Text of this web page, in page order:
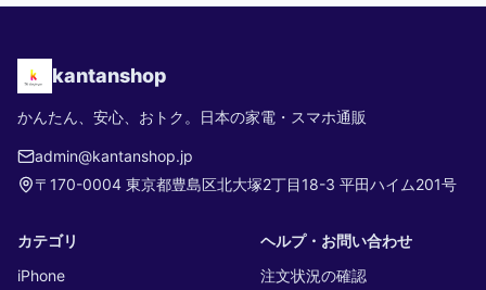
kantanshop
かんたん、安心、おトク。日本の家電・スマホ通販
admin@kantanshop.jp
〒170-0004 東京都豊島区北大塚2丁目18-3 平田ハイム201号
カテゴリ
iPhone
ヘルプ・お問い合わせ
注文状況の確認